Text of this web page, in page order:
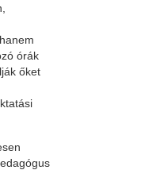
órák
őket